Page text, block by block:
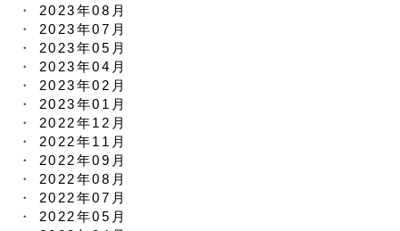
2023年08月
2023年07月
2023年05月
2023年04月
2023年02月
2023年01月
2022年12月
2022年11月
2022年09月
2022年08月
2022年07月
2022年05月